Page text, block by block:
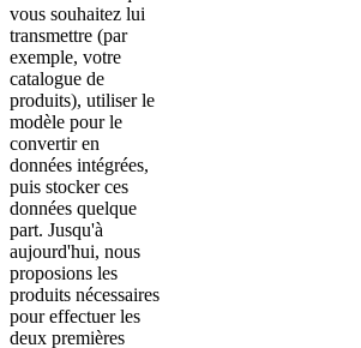
vous souhaitez lui
transmettre (par
exemple, votre
catalogue de
produits), utiliser le
modèle pour le
convertir en
données intégrées,
puis stocker ces
données quelque
part. Jusqu'à
aujourd'hui, nous
proposions les
produits nécessaires
pour effectuer les
deux premières